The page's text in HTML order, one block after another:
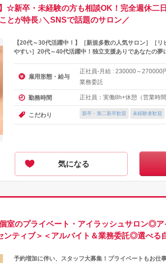
☆新卒・未経験の方も相談OK！完全週休
とが特長♪＼SNSで話題のサロン／
【20代～30代活躍中！】［新規多数の人気サロン］［
やすい］20代～40代活躍中！独立支援ありであなたの
雇用形態・給与
正社員-月給 : 230000～270000
業務委託
勤務時間 正社員：実働8h+休憩（営業時
こだわり 新卒・第二新卒歓迎 未経験者歓迎
気になる
室のプライベート・アイラッシュサロン◎
ティブ＞＜アルバイト＆業務委託◎選べる
予約増加に伴い、スタッフ大募集！プライベートもお